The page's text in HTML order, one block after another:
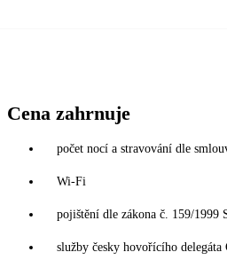
Cena zahrnuje
počet nocí a stravování dle
Wi-Fi
pojištění dle zákona č. 159/1999
služby česky hovořícího delegáta